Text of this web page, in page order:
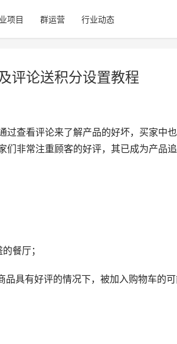
项目 群运营 行业动态
评论送积分设置教程
过查看评论来了解产品的好坏，买家中
们非常注重顾客的好评，其已成为产品
餐厅；
具有好评的情况下，被加入购物车的